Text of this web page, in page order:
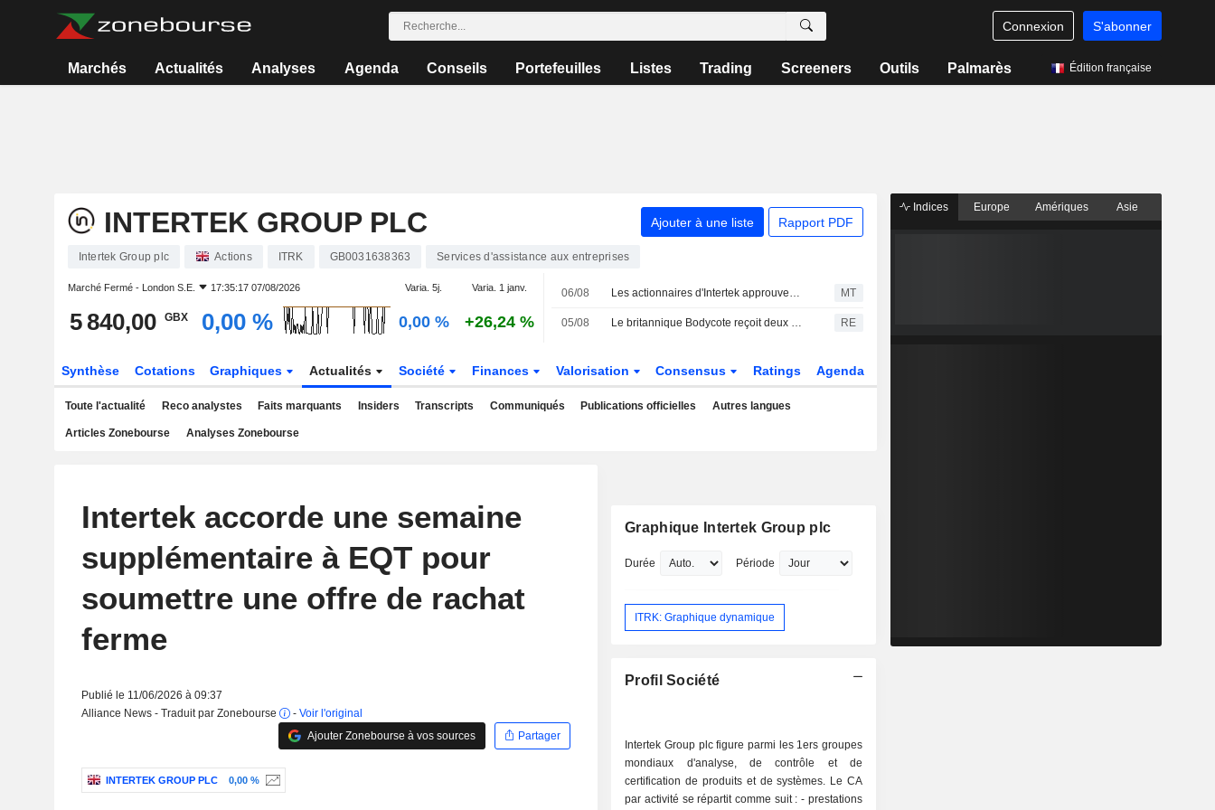
Connexion S'abonner
Marchés Actualités Analyses Agenda Conseils Portefeuilles Listes Trading Screeners Outils Palmarès Édition française
INTERTEK GROUP PLC Ajouter à une liste Rapport PDF
Intertek Group plc Actions ITRK GB0031638363 Services d'assistance aux entreprises
Marché Fermé - London S.E. 17:35:17 07/08/2026 Varia. 5j. Varia. 1 janv.
5 840,00 GBX 0,00 % 0,00 % +26,24 %
06/08 Les actionnaires d'Intertek approuvent le rachat par Isotope Bidco, soutenu par EQT MT
05/08 Le britannique Bodycote reçoit deux offres concurrentes de 2 milliards de dollars de la part de CVC et Veritas Capital RE
Synthèse Cotations Graphiques Actualités Société Finances Valorisation Consensus Ratings Agenda
Toute l'actualité Reco analystes Faits marquants Insiders Transcripts Communiqués Publications officielles Autres langues
Articles Zonebourse Analyses Zonebourse
Intertek accorde une semaine
supplémentaire à EQT pour
soumettre une offre de rachat
ferme
Publié le 11/06/2026 à 09:37
Alliance News - Traduit par Zonebourse
- Voir l'original
Ajouter Zonebourse à vos sources
Partager
INTERTEK GROUP PLC 0,00 %
Graphique Intertek Group plc
Durée Période
ITRK: Graphique dynamique
Profil Société
Intertek Group plc figure parmi les 1ers groupes
mondiaux d'analyse, de contrôle et de
certification de produits et de systèmes. Le CA
par activité se répartit comme suit : - prestations
Indices Europe Amériques Asie